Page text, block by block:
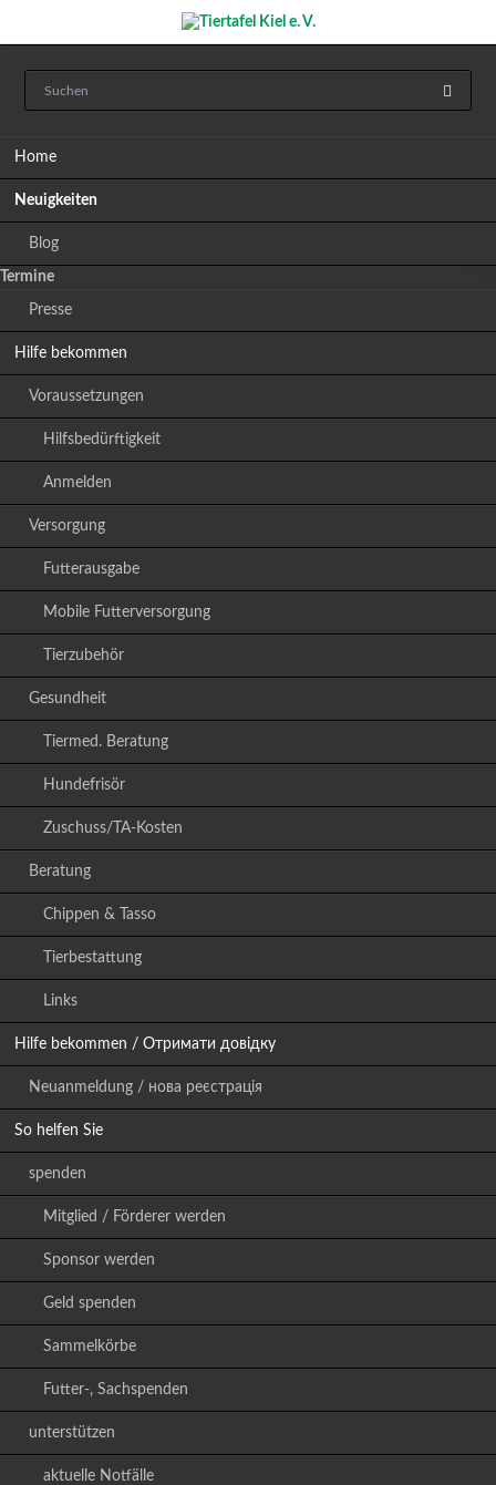
Home
Neuigkeiten
Blog
Termine
Presse
Hilfe bekommen
Voraussetzungen
Hilfsbedürftigkeit
Anmelden
Versorgung
Futterausgabe
Mobile Futterversorgung
Tierzubehör
Gesundheit
Tiermed. Beratung
Hundefrisör
Zuschuss/TA-Kosten
Beratung
Chippen & Tasso
Tierbestattung
Links
Hilfe bekommen / Отримати довідку
Neuanmeldung / нова реєстрація
So helfen Sie
spenden
Mitglied / Förderer werden
Sponsor werden
Geld spenden
Sammelkörbe
Futter-, Sachspenden
unterstützen
aktuelle Notfälle